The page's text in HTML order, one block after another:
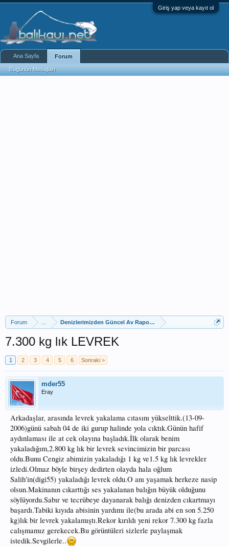
Giriş yap veya kayıt ol
Forum Denizlerimizden Güncel Av Raporları
7.300 kg lık LEVREK
1 2 3 4 5 6 Sonraki >
mder55
Eray
Arkadaşlar, arasında levrek yakalama cıtasını yükselttik.(13-09-
2006)günü sabah 04 de iki gurup halinde yola cıktık.Günün hafif
aydınlaması ile at cek olayına başladık.İlk olarak benim
yakaladığım,2.800 kg lık bir levrek sevincimizin bir parcası
oldu.Bunu Cengiz abimizin yakaladığı 1 kg ve1.5 kg lık levrekler
izledi.Olmaz böyle birşey dedirten olayda hala oğlum
Salih'in(digi55) yakaladığı levrek oldu.O anı yaşamak herkeze nasip
olsun.Makinanın cıkarttığı ses yakalanan balığın büyük olduğunu
söylüyordu.Sabır ve tecrübeye dayanarak balığı denizden cıkartmayı
başardı.Tabiki kıyıda abisinin yardımı ile(bu arada abi en son 5.250
kg)lık bir levrek yakalamıştı.Rekor kırıldı yeni rekor 7.300 kg fazla
calışmamız gerekecek.Bu görüntüleri sizlerle paylaşmak
istedik.Sevgilerle..
Ana Sayfa Forum
Bugünün Mesajları